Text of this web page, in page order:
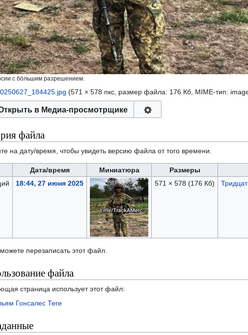
с бо́льшим разрешением.
(571 × 578 пкс, размер файла: 176 Кб, MIME-тип:
в Медиа-просмотрщике
файла
на дату/время, чтобы увидеть версию файла от того времени.
Дата/время Миниатюра Размеры
18:44, 27 июня 2025 571 × 578 (176 Кб)
перезаписать этот файл.
файла
страница использует этот файл:
Гонсалес Теге